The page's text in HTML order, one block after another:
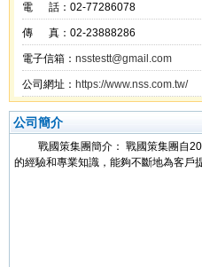
電 話：02-77286078
傳 真：02-23888286
電子信箱： nsstestt@gmail.com
公司網址： https://www.nss.com.tw/
公司簡介
戰國策集團簡介： 戰國策集團自
的經驗和專業知識，能夠不斷地為客戶